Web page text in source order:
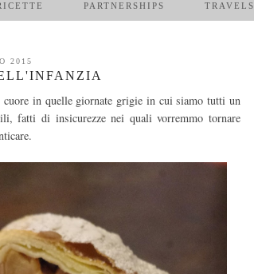
PARTNERSHIPS TRAVELS
2015
in quelle giornate grigie in cui siamo tutti un
fatti di insicurezze nei quali vorremmo tornare